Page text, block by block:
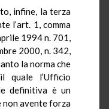
infine, la terza
l’art. 1, comma
1994 n. 701,
2000, n. 342,
la norma che
quale l’Ufficio
definitiva è un
non avente forza